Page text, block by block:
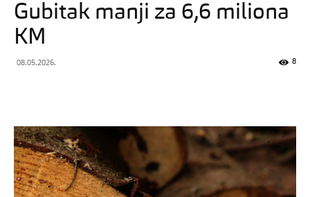
Gubitak manji za 6,6 miliona
KM
08.05.2026. 8